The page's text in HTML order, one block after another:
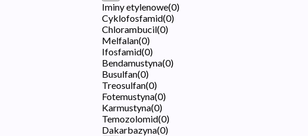
Iminy etylenowe(0)
Cyklofosfamid(0)
Chlorambucil(0)
Melfalan(0)
Ifosfamid(0)
Bendamustyna(0)
Busulfan(0)
Treosulfan(0)
Fotemustyna(0)
Karmustyna(0)
Temozolomid(0)
Dakarbazyna(0)